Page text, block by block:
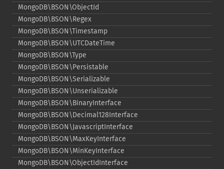
MongoDB\BSON\ObjectId
MongoDB\BSON\Regex
MongoDB\BSON\Timestamp
MongoDB\BSON\UTCDateTime
MongoDB\BSON\Type
MongoDB\BSON\Persistable
MongoDB\BSON\Serializable
MongoDB\BSON\Unserializable
MongoDB\BSON\BinaryInterface
MongoDB\BSON\Decimal128Interface
MongoDB\BSON\JavascriptInterface
MongoDB\BSON\MaxKeyInterface
MongoDB\BSON\MinKeyInterface
MongoDB\BSON\ObjectIdInterface